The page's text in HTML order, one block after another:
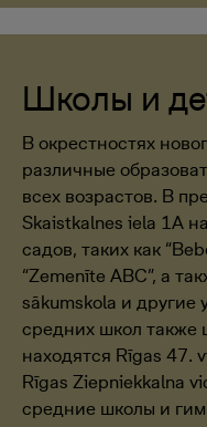
Школы и
В окрестностях
различные
всех возрастов. В
Skaistkalnes iela 1A
садов, таких как
“Zemenīte ABC”, а
sākumskola и другие
средних школ также
находятся Rīgas 47.
Rīgas Ziepniekkalna
средние школы и